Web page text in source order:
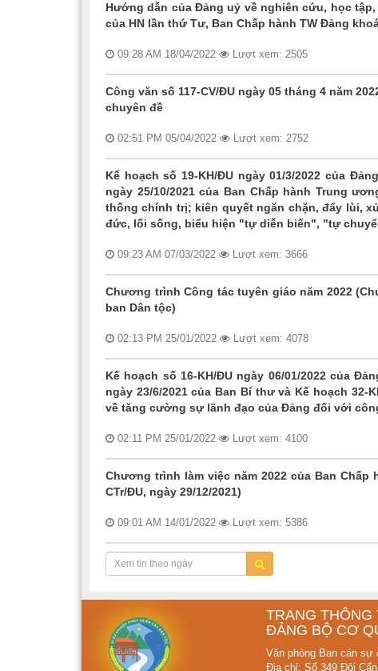
Hướng dẫn của Đảng uỷ về nghiên cứu, học
của HN lần thứ Tư, Ban Chấp hành TW Đảng
09:28 AM 18/04/2022 Lượt xem: 2505
Công văn số 117-CV/ĐU ngày 05 tháng 4 năm
chuyên đề
02:51 PM 05/04/2022 Lượt xem: 2752
Kế hoạch số 19-KH/ĐU ngày 01/3/2022 của
ngày 25/10/2021 của Ban Chấp hành Trung
thống chính trị; kiên quyết ngăn chặn, đẩy lùi,
đức, lối sống, biểu hiện "tự diễn biến", "tự
09:23 AM 07/03/2022 Lượt xem: 3666
Chương trình Công tác tuyên giáo năm 2022
ban Dân tộc)
02:13 PM 25/01/2022 Lượt xem: 4078
Kế hoạch số 16-KH/ĐU ngày 06/01/2022 của
ngày 23/6/2021 của Ban Bí thư và Kế hoạch
về tăng cường sự lãnh đạo của Đảng đối với
02:11 PM 25/01/2022 Lượt xem: 4100
Chương trình làm việc năm 2022 của Ban
CTr/ĐU, ngày 29/12/2021)
09:01 AM 14/01/2022 Lượt xem: 5386
TRANG
ĐẢNG BỘ CƠ
Văn phòng Ban cán sự
Địa chỉ: Số 349 Đội